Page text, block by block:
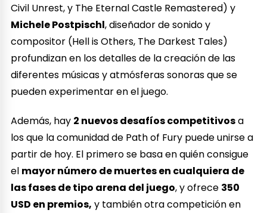
Civil Unrest, y The Eternal Castle Remastered) y
Michele Postpischl, diseñador de sonido y
compositor (Hell is Others, The Darkest Tales)
profundizan en los detalles de la creación de las
diferentes músicas y atmósferas sonoras que se
pueden experimentar en el juego.
Además, hay 2 nuevos desafíos competitivosa
los que la comunidad de Path of Fury puede unirse a
partir de hoy. El primero se basa en quién consigue
el mayor número de muertes en cualquiera de
las fases de tipo arena del juego, y ofrece 350
USD en premios, y también otra competición en